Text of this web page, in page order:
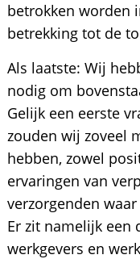
betrokken worden
betrekking tot de
Als laatste: Wij
nodig om
Gelijk een eerste
zouden wij zoveel
hebben, zowel
ervaringen van
verzorgenden
Er zit namelijk een
werkgevers en